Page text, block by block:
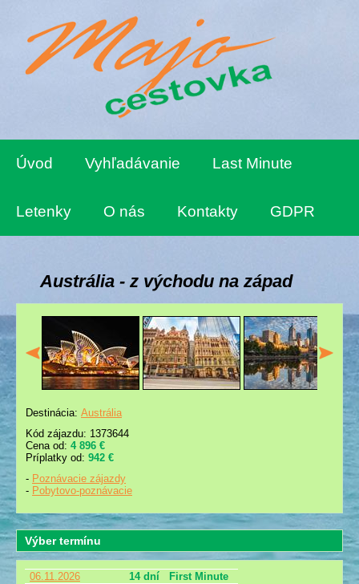
Úvod Vyhľadávanie Last Minute
Letenky O nás Kontakty GDPR
Austrália - z východu na západ
Destinácia: Austrália
Kód zájazdu: 1373644
Cena od: 4 896 €
Príplatky od: 942 €
- Poznávacie zájazdy
- Pobytovo-poznávacie
Výber termínu
06.11.2026 14 dní
First Minute